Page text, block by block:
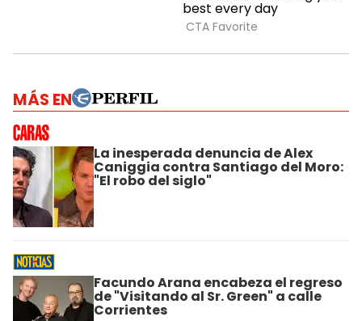
MÁS EN
La inesperada denuncia de Alex
Caniggia contra Santiago del Moro:
"El robo del siglo"
Facundo Arana encabeza el regreso
de "Visitando al Sr. Green" a calle
Corrientes